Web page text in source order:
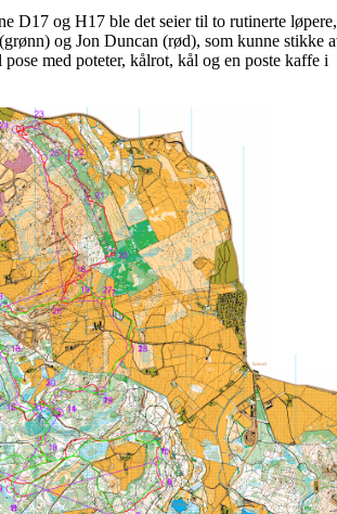
D17 og H17 ble det seier til to rutinerte løpere,
og Jon Duncan (rød), som kunne stikke
med poteter, kålrot, kål og en poste kaffe i